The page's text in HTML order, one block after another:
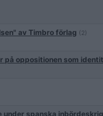
av Timbro förlag (2)
på oppositionen som
under spanska